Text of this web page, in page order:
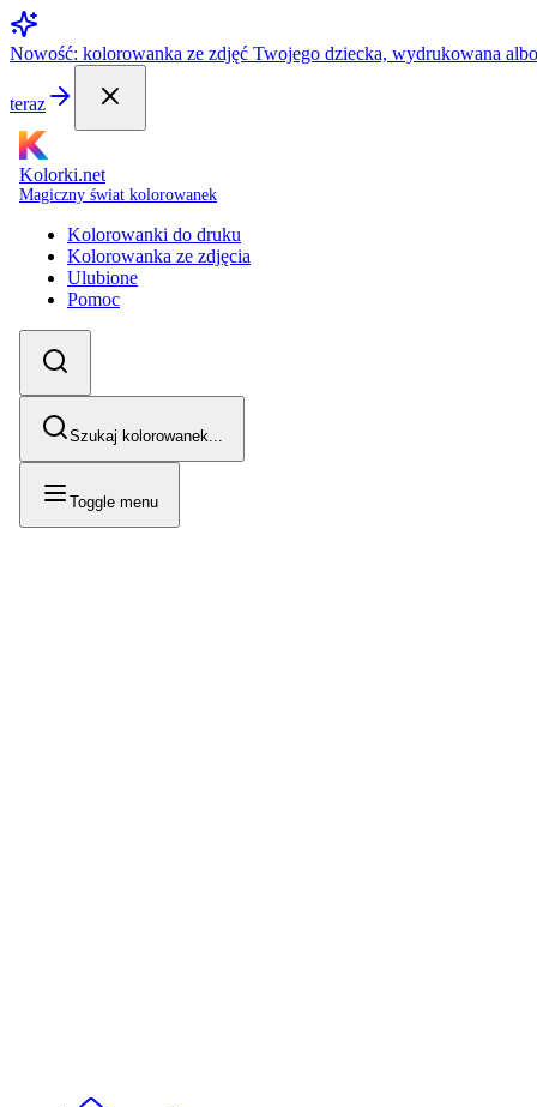
Nowość: kolorowanka ze zdjęć Twojego dziecka, wydrukowana
teraz
Kolorki.net
Magiczny świat kolorowanek
Kolorowanki do druku
Kolorowanka ze zdjęcia
Ulubione
Pomoc
Szukaj kolorowanek...
Toggle menu